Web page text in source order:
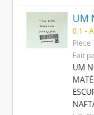
0.1 -
Pièce
Fait
UM